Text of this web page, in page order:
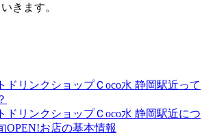
きます。
ドリンクショップＣoco水 静岡駅近って
ドリンクショップＣoco水 静岡駅近につ
OPEN!お店の基本情報